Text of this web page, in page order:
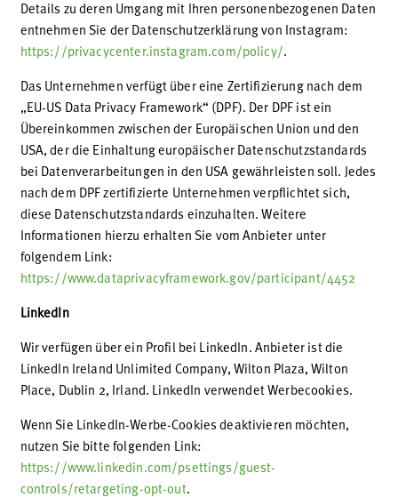
Details zu deren Umgang mit Ihren personenbezogenen Daten
entnehmen Sie der Datenschutzerklärung von Instagram:
https://privacycenter.instagram.com/policy/.
Das Unternehmen verfügt über eine Zertifizierung nach dem
„EU-US Data Privacy Framework“ (DPF). Der DPF ist ein
Übereinkommen zwischen der Europäischen Union und den
USA, der die Einhaltung europäischer Datenschutzstandards
bei Datenverarbeitungen in den USA gewährleisten soll. Jedes
nach dem DPF zertifizierte Unternehmen verpflichtet sich,
diese Datenschutzstandards einzuhalten. Weitere
Informationen hierzu erhalten Sie vom Anbieter unter
folgendem Link:
https://www.dataprivacyframework.gov/participant/4452
LinkedIn
Wir verfügen über ein Profil bei LinkedIn. Anbieter ist die
LinkedIn Ireland Unlimited Company, Wilton Plaza, Wilton
Place, Dublin 2, Irland. LinkedIn verwendet Werbecookies.
Wenn Sie LinkedIn-Werbe-Cookies deaktivieren möchten,
nutzen Sie bitte folgenden Link:
https://www.linkedin.com/psettings/guest-
controls/retargeting-opt-out.